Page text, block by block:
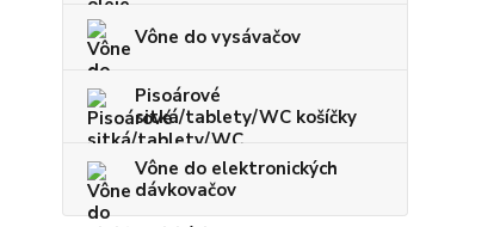
Vône do vysávačov
Pisoárové
sitká/tablety/WC košíčky
Vône do elektronických
dávkovačov